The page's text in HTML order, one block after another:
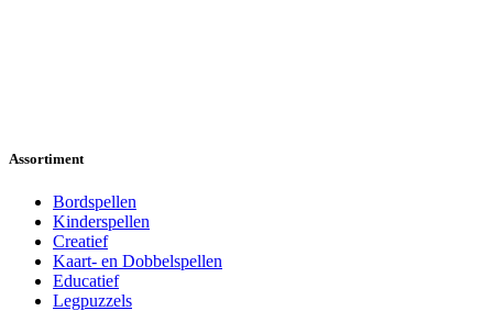
Assortiment
Bordspellen
Kinderspellen
Creatief
Kaart- en Dobbelspellen
Educatief
Legpuzzels